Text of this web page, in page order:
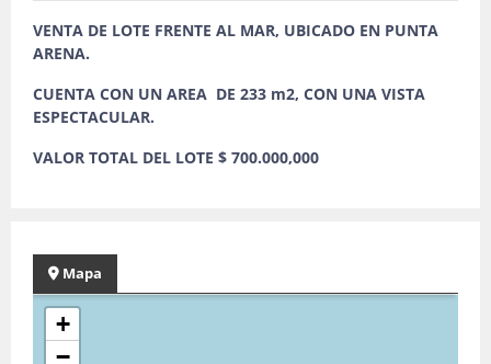
VENTA DE LOTE FRENTE AL MAR, UBICADO EN PUNTA
ARENA.
CUENTA CON UN AREA DE 233 m2, CON UNA VISTA
ESPECTACULAR.
VALOR TOTAL DEL LOTE $ 700.000,000
Mapa
+
−